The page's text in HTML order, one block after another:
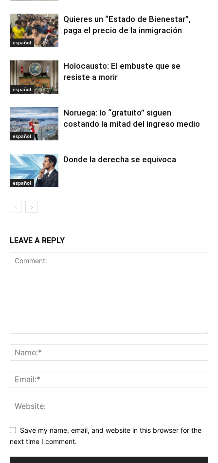
español
Quieres un “Estado de Bienestar”,
paga el precio de la inmigración
español
Holocausto: El embuste que se
resiste a morir
español
Noruega: lo “gratuito” siguen
costando la mitad del ingreso medio
español
Donde la derecha se equivoca
LEAVE A REPLY
Save my name, email, and website in this browser for the
next time I comment.